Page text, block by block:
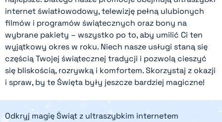
internet światłowodowy, telewizję pełną ulubionych
filmów i programów świątecznych oraz bony na
wybrane pakiety – wszystko po to, aby umilić Ci ten
wyjątkowy okres w roku. Niech nasze usługi staną się
częścią Twojej świątecznej tradycji i pozwolą cieszyć
się bliskością, rozrywką i komfortem. Skorzystaj z okazji
i spraw, by te Święta były jeszcze bardziej magiczne!
Odkryj magię Świąt z ultraszybkim internetem